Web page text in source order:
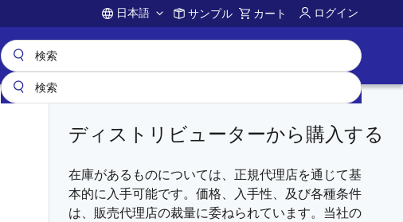
Account
日本語 サンプル カート ログイン
ディストリビューターから購入する
在庫があるものについては、正規代理店を通じて基
本的に入手可能です。価格、入手性、及び各種条件
は、販売代理店の裁量に委ねられています。当社の